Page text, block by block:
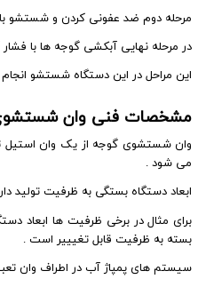
مرحله دوم ضد عفونی کردن و شستشو
در مرحله نهایی آبکشی گوجه ها با
این مراحل در این دستگاه شستشو
مشخصات فنی وان
وان شستشوی گوجه از یک وان
می شود .
ابعاد دستگاه بستگی به ظرفیت تولید
برای مثال در برخی ظرفیت ها ابعاد
بسته به ظرفیت قابل تغیییر است .
سیستم های پمپاژ آب در اطراف وان